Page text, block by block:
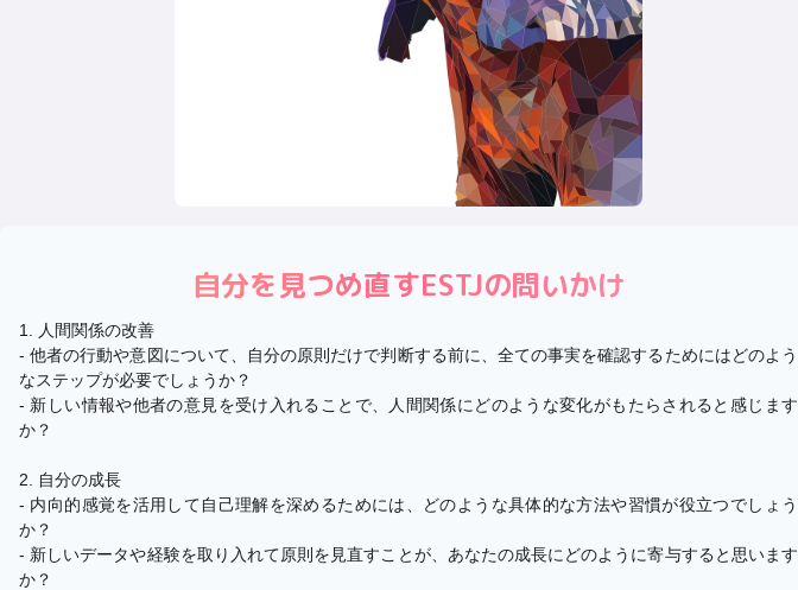
自分を見つめ直すESTJの問いかけ
1. 人間関係の改善
- 他者の行動や意図について、自分の原則だけで判断する前に、全ての事実を確認するためにはどのよう
なステップが必要でしょうか？
- 新しい情報や他者の意見を受け入れることで、人間関係にどのような変化がもたらされると感じます
か？
2. 自分の成長
- 内向的感覚を活用して自己理解を深めるためには、どのような具体的な方法や習慣が役立つでしょう
か？
- 新しいデータや経験を取り入れて原則を見直すことが、あなたの成長にどのように寄与すると思います
か？